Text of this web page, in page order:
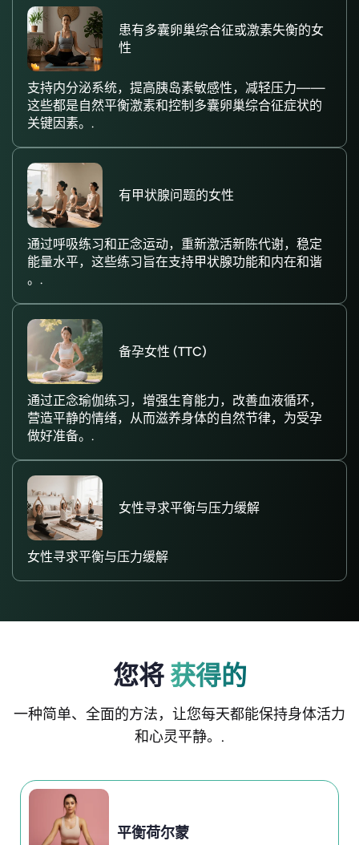
患有多囊卵巢综合征或激素失衡的女
性
支持内分泌系统，提高胰岛素敏感性，减轻压力——
这些都是自然平衡激素和控制多囊卵巢综合征症状的
关键因素。.
有甲状腺问题的女性
通过呼吸练习和正念运动，重新激活新陈代谢，稳定
能量水平，这些练习旨在支持甲状腺功能和内在和谐​​
。.
备孕女性 (TTC)
通过正念瑜伽练习，增强生育能力，改善血液循环，
营造平静的情绪，从而滋养身体的自然节律，为受孕
做好准备。.
女性寻求平衡与压力缓解
女性寻求平衡与压力缓解
您将 获得的
一种简单、全面的方法，让您每天都能保持身体活力
和心灵平静。.
平衡荷尔蒙